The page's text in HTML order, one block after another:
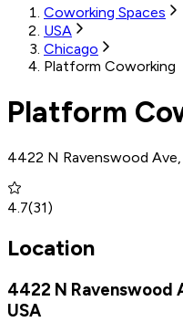
Coworking Spaces
USA
Chicago
Platform Coworking
Platform
4422 N Ravenswood
4.7(31)
Location
4422 N Ravenswood
USA